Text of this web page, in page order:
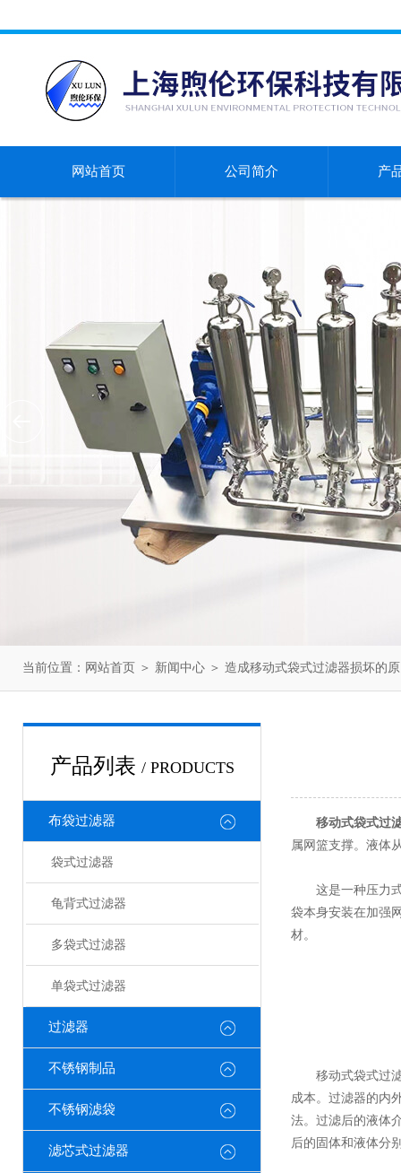
网站首页 公司简介 产
当前位置： 网站首页 ＞ 新闻中心 ＞ 造成移动式袋式过滤器损坏的
产品列表 / PRODUCTS
布袋过滤器
袋式过滤器
龟背式过滤器
多袋式过滤器
单袋式过滤器
过滤器
不锈钢制品
不锈钢滤袋
滤芯式过滤器
移动式袋式过
属网篮支撑。液体
这是一种压力式
袋本身安装在加强
材。
移动式袋式过滤
成本。过滤器的内
法。过滤后的液体
后的固体和液体分